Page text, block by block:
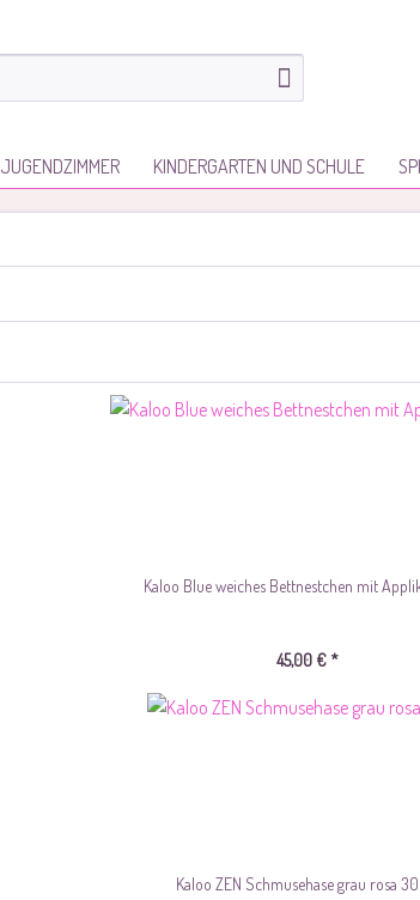
JUGENDZIMMER KINDERGARTEN UND SCHULE
Kaloo Blue weiches Bettnestchen mit
45,00 € *
Kaloo ZEN Schmusehase grau rosa